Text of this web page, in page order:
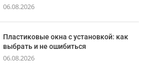
06.08.2026
Пластиковые окна с установкой: как
выбрать и не ошибиться
06.08.2026